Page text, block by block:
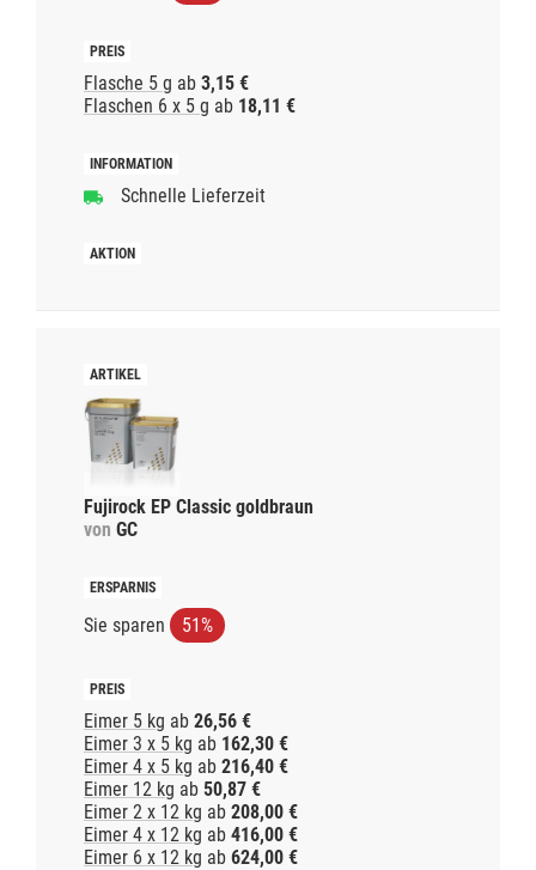
Flasche 5 g ab 3,15 €
Flaschen 6 x 5 g ab 18,11 €
Schnelle Lieferzeit
Fujirock EP Classic goldbraun
von GC
Sie sparen 51%
Eimer 5 kg ab 26,56 €
Eimer 3 x 5 kg ab 162,30 €
Eimer 4 x 5 kg ab 216,40 €
Eimer 12 kg ab 50,87 €
Eimer 2 x 12 kg ab 208,00 €
Eimer 4 x 12 kg ab 416,00 €
Eimer 6 x 12 kg ab 624,00 €